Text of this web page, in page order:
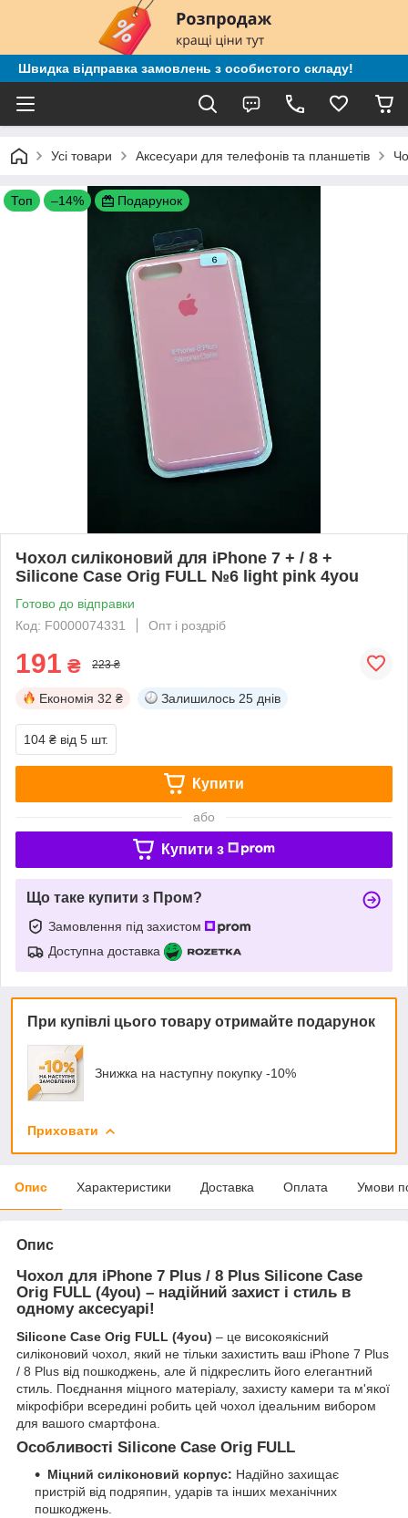
Швидка відправка замовлень з особистого складу!
Усі товари Аксесуари для телефонів та планшетів
Топ –14% Подарунок
Чохол силіконовий для iPhone 7 + / 8 +
Silicone Case Orig FULL №6 light pink 4you
Готово до відправки
Код: F0000074331
Опт і роздріб
191 ₴ 223 ₴
Економія 32 ₴ Залишилось 25 днів
104 ₴ від 5 шт.
Купити
або
Купити з
Що таке купити з Пром?
Замовлення під захистом
Доступна доставка
При купівлі цього товару отримайте подарунок
Знижка на наступну покупку -10%
Приховати
Опис Характеристики Доставка Оплата Умови
Опис
Чохол для iPhone 7 Plus / 8 Plus Silicone Case
Orig FULL (4you) – надійний захист і стиль в
одному аксесуарі!
Silicone Case Orig FULL (4you) – це високоякісний
силіконовий чохол, який не тільки захистить ваш iPhone 7 Plus
/ 8 Plus від пошкоджень, але й підкреслить його елегантний
стиль. Поєднання міцного матеріалу, захисту камери та м'якої
мікрофібри всередині робить цей чохол ідеальним вибором
для вашого смартфона.
Особливості Silicone Case Orig FULL
Міцний силіконовий корпус: Надійно захищає
пристрій від подряпин, ударів та інших механічних
пошкоджень.